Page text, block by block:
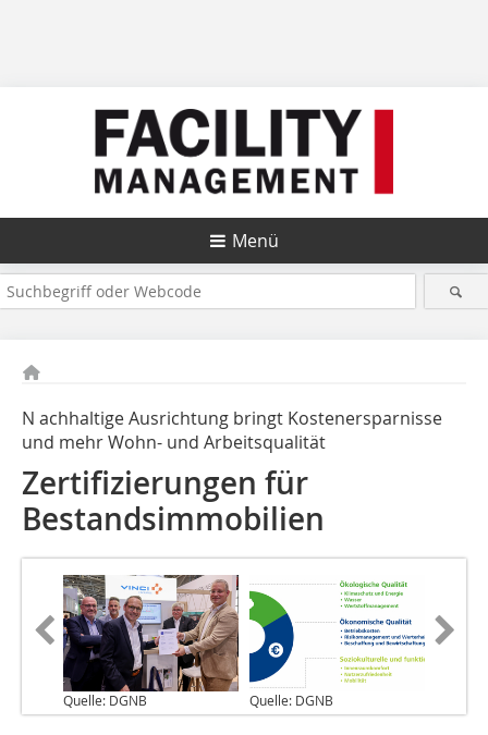
Menü
N achhaltige Ausrichtung bringt Kostenersparnisse
und mehr Wohn- und Arbeitsqualität
Zertifizierungen für
Bestandsimmobilien
Quelle: DGNB Quelle: DGNB